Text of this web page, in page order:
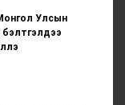
Улсын
бэлтгэлдээ